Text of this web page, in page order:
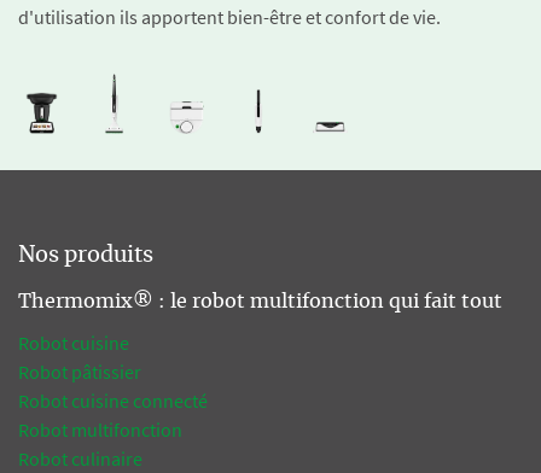
d'utilisation ils apportent bien-être et confort de vie.
Nos produits
Thermomix® : le robot multifonction qui fait tout
Robot cuisine
Robot pâtissier
Robot cuisine connecté
Robot multifonction
Robot culinaire